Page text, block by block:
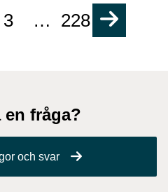
3 … 228
en fråga?
och svar